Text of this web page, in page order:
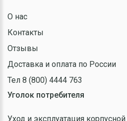
О нас
Контакты
Отзывы
Доставка и оплата по России
Тел 8 (800) 4444 763
Уголок потребителя
Уход и эксплуатация